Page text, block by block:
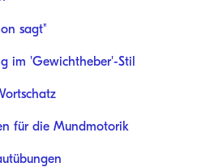
sagt"
im 'Gewichtheber'-Stil
für die Mundmotorik